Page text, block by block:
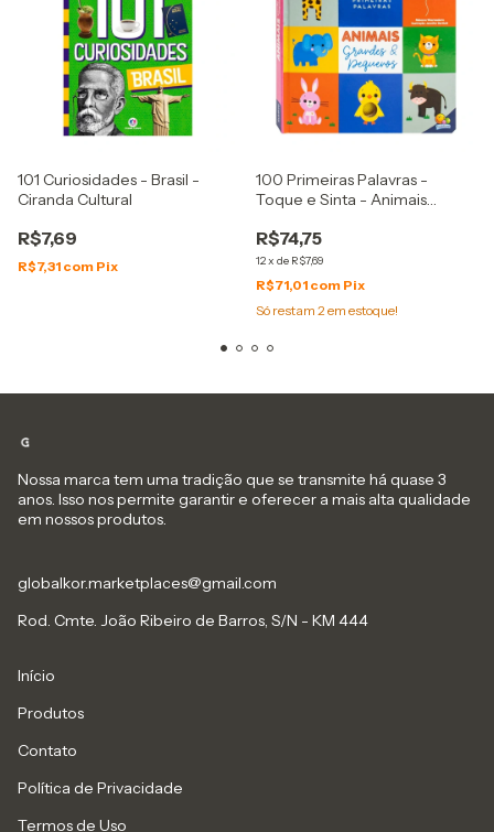
101 Curiosidades - Brasil -
Ciranda Cultural
R$7,69
R$7,31 com Pix
100 Primeiras Palavras -
Toque e Sinta - Animais
Todolivro
R$74,75
12x de R$7,69
R$71,01 com Pix
Só restam 2em estoque!
Nossa marca tem uma tradição que se transmite há quase 3
anos. Isso nos permite garantir e oferecer a mais alta qualidade
em nossos produtos.
globalkor.marketplaces@gmail.com
Rod. Cmte. João Ribeiro de Barros, S/N - KM 444
Início
Produtos
Contato
Política de Privacidade
Termos de Uso